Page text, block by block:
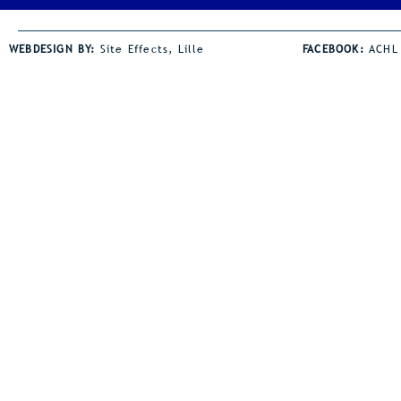
jaarlijkse avondmeeting. De
wind was wel een spelbreker bij
horden een
WEBDESIGN BY: Site Effects, Lille FACEBOOK:ACHL